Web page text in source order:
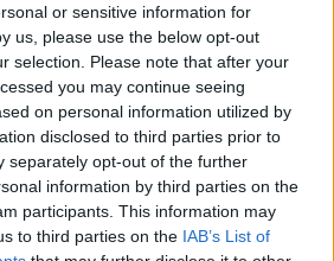
or sensitive information for
us, please use the below opt-out
selection. Please note that after your
you may continue seeing
on personal information utilized by
disclosed to third parties prior to
separately opt-out of the further
information by third parties on the
participants. This information may
to third parties on the IAB’s List of